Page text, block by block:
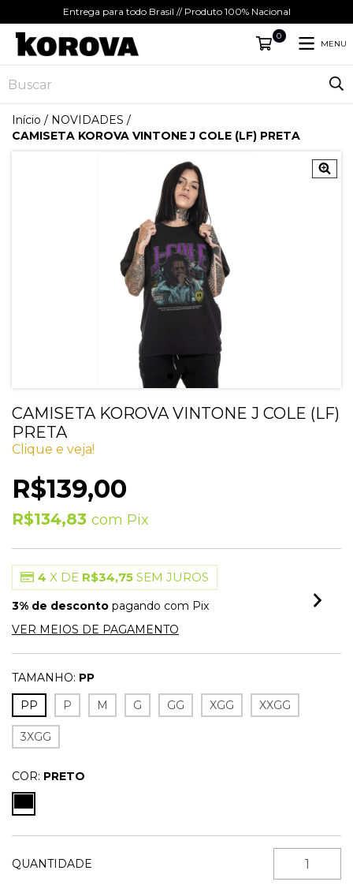
Entrega para todo Brasil // Produto 100% Nacional
0
MENU
Início / NOVIDADES /
CAMISETA KOROVA VINTONE J COLE (LF) PRETA
CAMISETA KOROVA VINTONE J COLE (LF)
PRETA
Clique e veja!
R$139,00
R$134,83 com Pix
4 X DE R$34,75 SEM JUROS
3% de desconto pagando com Pix
VER MEIOS DE PAGAMENTO
TAMANHO: PP
PP
P M G GG XGG XXGG
3XGG
COR: PRETO
QUANTIDADE